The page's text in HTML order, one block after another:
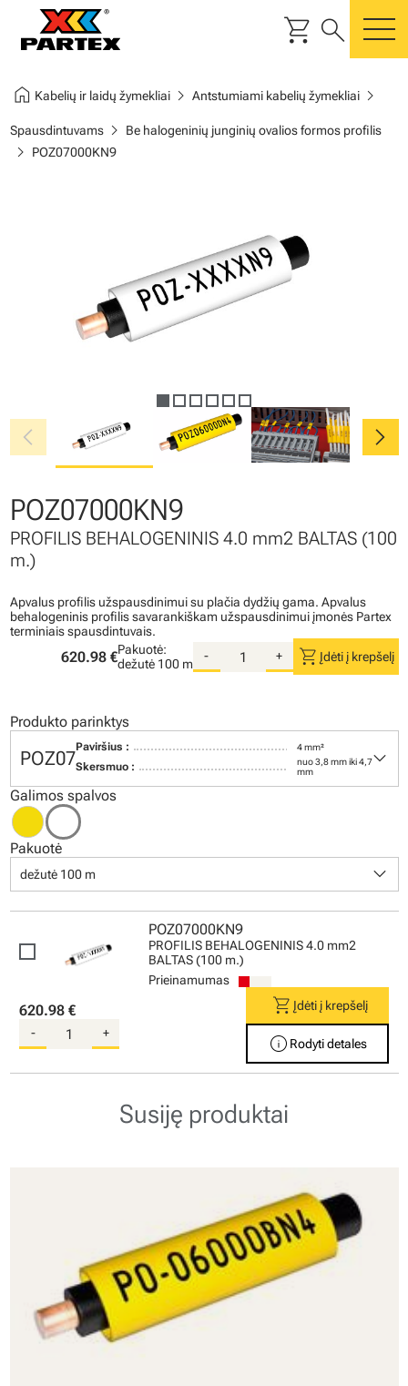
shopping_cart search
home Kabelių ir laidų žymekliaichevron_right Antstumiami kabelių žymekliaichevron_right
Spausdintuvamschevron_right Be halogeninių junginių ovalios formos profilis
chevron_right POZ07000KN9
chevron_left chevron_right
POZ07000KN9
PROFILIS BEHALOGENINIS 4.0 mm2 BALTAS (100
m.)
Apvalus profilis užspausdinimui su plačia dydžių gama. Apvalus
behalogeninis profilis savarankiškam užspausdinimui įmonės Partex
terminiais spausdintuvais.
620.98 €Pakuotė:
dežutė 100 m
- + shopping_cart Įdėti į krepšelį
Produkto parinktys
POZ07
Paviršius : 4 mm²
Skersmuo :
nuo 3,8 mm iki 4,7
mm
keyboard_arrow_down
Galimos spalvos
Pakuotė
dežutė 100 m keyboard_arrow_down
POZ07000KN9
PROFILIS BEHALOGENINIS 4.0 mm2
BALTAS (100 m.)
Prieinamumas
620.98 €
- +
shopping_cartĮdėti į krepšelį
info Rodyti detales
Susiję produktai